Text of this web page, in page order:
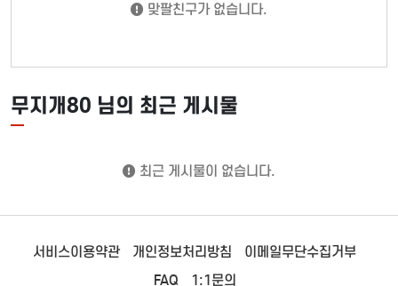
맞팔친구가 없습니다.
무지개80 님의 최근 게시물
최근 게시물이 없습니다.
서비스이용약관 개인정보처리방침
이메일무단수집거부
FAQ
1:1문의